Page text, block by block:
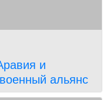
и
альянс